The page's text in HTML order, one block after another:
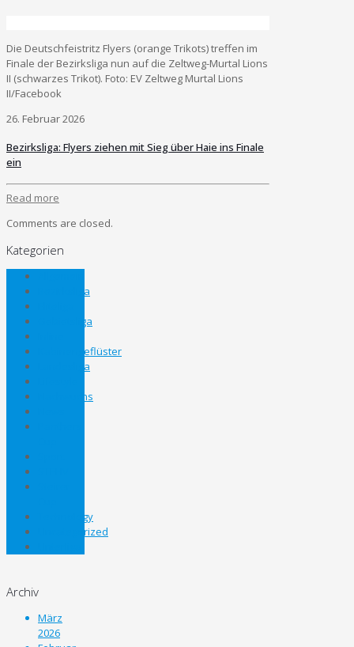
Die Deutschfeistritz Flyers (orange Trikots) treffen im
Finale der Bezirksliga nun auf die Zeltweg-Murtal Lions
II (schwarzes Trikot). Foto: EV Zeltweg Murtal Lions
II/Facebook
26. Februar 2026
Bezirksliga: Flyers ziehen mit Sieg über Haie ins Finale
ein
Read more
Comments are closed.
Kategorien
Bezirksliga
Gebietsliga
Kabinengeflüster
Landesliga
Nachwuchs
Technology
Uncategorized
Archiv
März
2026